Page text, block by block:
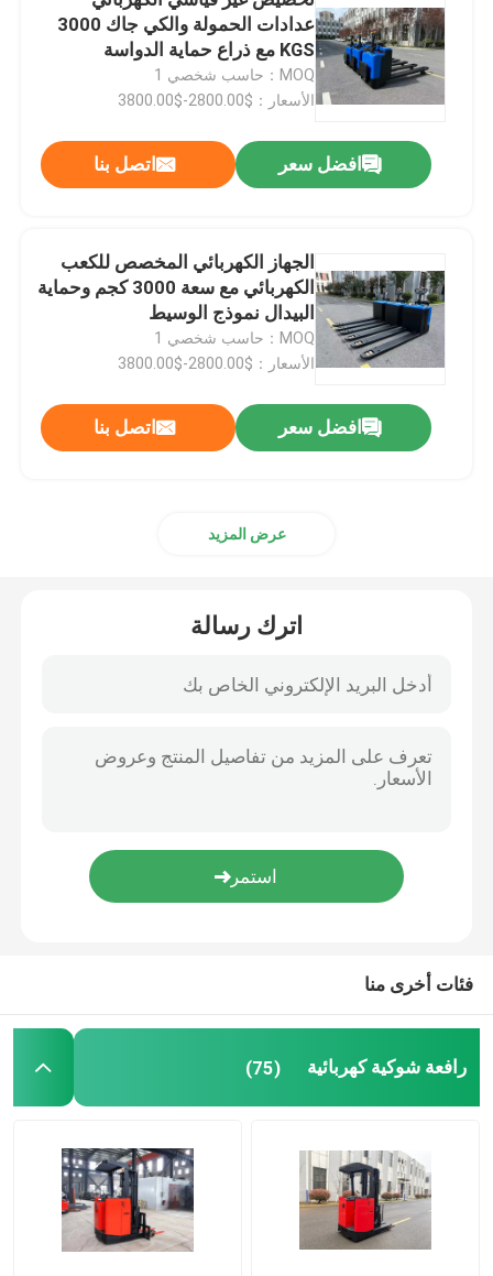
مكدس البليت الكهربائي
3 طريق لتحميل الصناديق
الشاحنة الكهربائية
جرار السحب الكهربائي
المركبة ذاتية التوجيه
شاحنة الشوكة الكهربائية لمكافحة التوازن
عدادات الحمولة والكي جاك 3000
KGS مع ذراع حماية الدواسة
MOQ：حاسب شخصي 1
الأسعار：$2800.00-$3800.00
افضل سعر اتصل بنا
الجهاز الكهربائي المخصص للكعب
الكهربائي مع سعة 3000 كجم وحماية
البيدال نموذج الوسيط
MOQ：حاسب شخصي 1
الأسعار：$2800.00-$3800.00
افضل سعر اتصل بنا
عرض المزيد
اترك رسالة
فئات أخرى منا
رافعة شوكية كهربائية (75)